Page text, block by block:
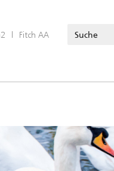
| Fitch AA